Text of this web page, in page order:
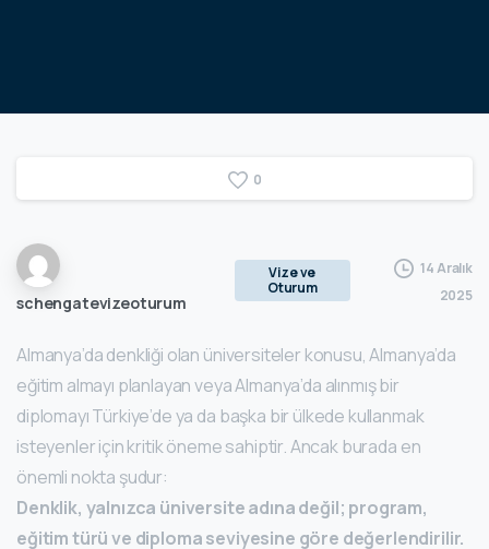
0
schengatevizeoturum
Vize ve
Oturum
14 Aralık
2025
Almanya’da denkliği olan üniversiteler konusu, Almanya’da
eğitim almayı planlayan veya Almanya’da alınmış bir
diplomayı Türkiye’de ya da başka bir ülkede kullanmak
isteyenler için kritik öneme sahiptir. Ancak burada en
önemli nokta şudur:
Denklik, yalnızca üniversite adına değil; program,
eğitim türü ve diploma seviyesine göre değerlendirilir.